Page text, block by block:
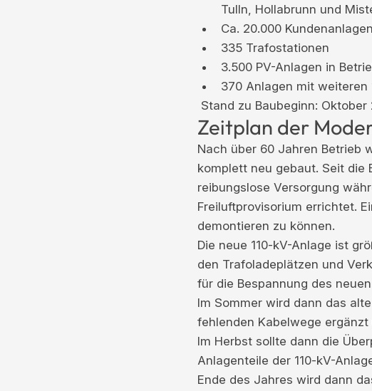
Tulln, Hollabrunn und
Ca. 20.000 Kundenanlagen
335 Trafostationen
3.500 PV-Anlagen in
370 Anlagen mit weiteren
Stand zu Baubeginn: Oktober
Zeitplan der
Nach über 60 Jahren Betrieb
komplett neu gebaut. Seit die
reibungslose Versorgung
Freiluftprovisorium errichtet.
demontieren zu können.
Die neue 110-kV-Anlage ist
den Trafoladeplätzen und
für die Bespannung des
Im Sommer wird dann das
fehlenden Kabelwege
Im Herbst sollte dann die
Anlagenteile der 110-kV-
Ende des Jahres wird dann